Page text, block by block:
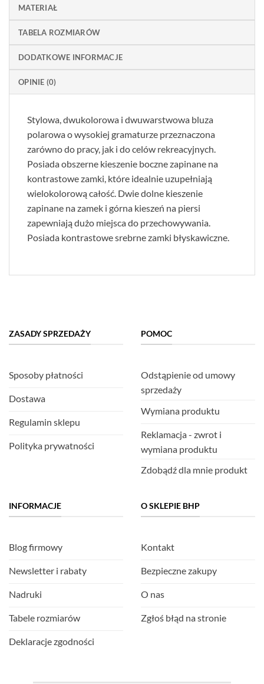
MATERIAŁ
TABELA ROZMIARÓW
DODATKOWE INFORMACJE
OPINIE (0)
Stylowa, dwukolorowa i dwuwarstwowa bluza
polarowa o wysokiej gramaturze przeznaczona
zarówno do pracy, jak i do celów rekreacyjnych.
Posiada obszerne kieszenie boczne zapinane na
kontrastowe zamki, które idealnie uzupełniają
wielokolorową całość. Dwie dolne kieszenie
zapinane na zamek i górna kieszeń na piersi
zapewniają dużo miejsca do przechowywania.
Posiada kontrastowe srebrne zamki błyskawiczne.
ZASADY SPRZEDAŻY
Sposoby płatności
Dostawa
Regulamin sklepu
Polityka prywatności
POMOC
Odstąpienie od umowy
sprzedaży
Wymiana produktu
Reklamacja - zwrot i
wymiana produktu
Zdobądź dla mnie produkt
INFORMACJE
Blog firmowy
Newsletter i rabaty
Nadruki
Tabele rozmiarów
Deklaracje zgodności
O SKLEPIE BHP
Kontakt
Bezpieczne zakupy
O nas
Zgłoś błąd na stronie